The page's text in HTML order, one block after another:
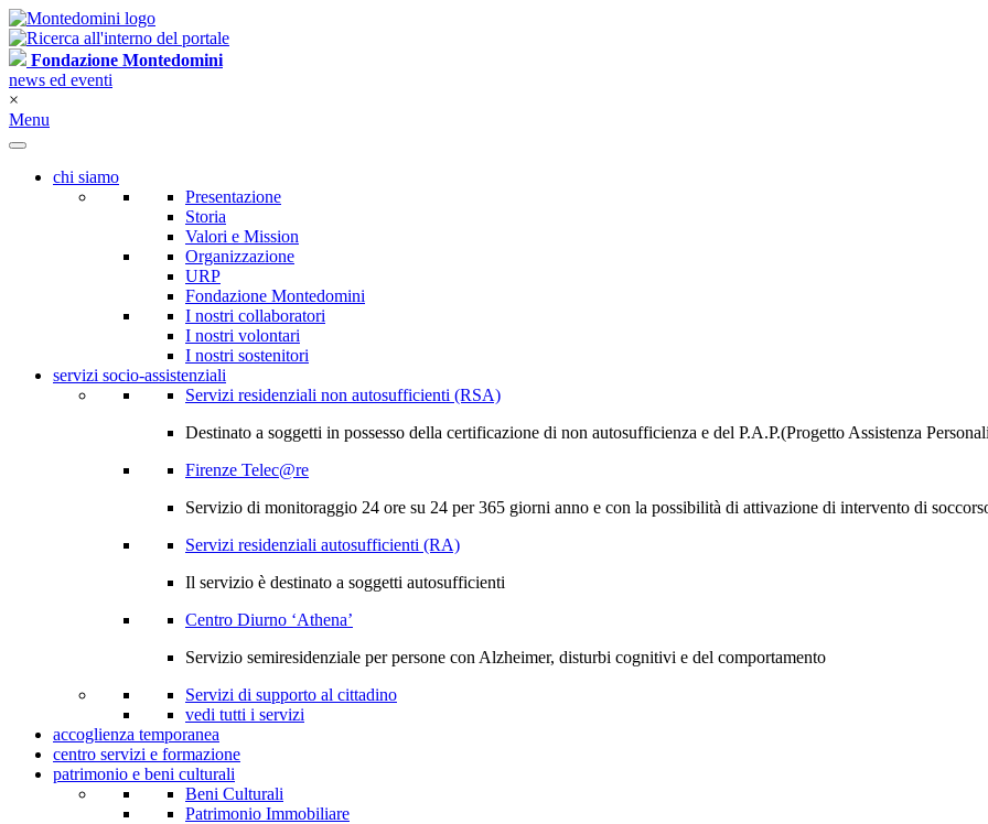
Fondazione Montedomini
news ed eventi
×
Menu
chi siamo
Presentazione
Storia
Valori e Mission
Organizzazione
URP
Fondazione Montedomini
I nostri collaboratori
I nostri volontari
I nostri sostenitori
servizi socio-assistenziali
Servizi residenziali non autosufficienti (RSA)
Destinato a soggetti in possesso della certificazione di non autosufficienza e del P.A.P.(Progetto Assistenza
Firenze Telec@re
Servizio di monitoraggio 24 ore su 24 per 365 giorni anno e con la possibilità di attivazione di intervento di
Servizi residenziali autosufficienti (RA)
Il servizio è destinato a soggetti autosufficienti
Centro Diurno ‘Athena’
Servizio semiresidenziale per persone con Alzheimer, disturbi cognitivi e del comportamento
Servizi di supporto al cittadino
vedi tutti i servizi
accoglienza temporanea
centro servizi e formazione
patrimonio e beni culturali
Beni Culturali
Patrimonio Immobiliare